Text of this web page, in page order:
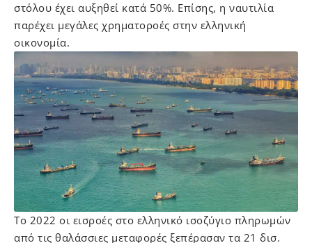
στόλου έχει αυξηθεί κατά 50%. Επίσης, η ναυτιλία
παρέχει μεγάλες χρηματοροές στην ελληνική
οικονομία.
Το 2022 οι εισροές στο ελληνικό ισοζύγιο πληρωμών
από τις θαλάσσιες μεταφορές ξεπέρασαν τα 21 δισ.